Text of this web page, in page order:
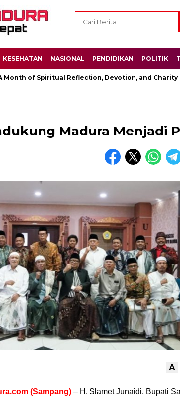
KESEHATAN NASIONAL PENDIDIKAN POLITIK
of Spiritual Reflection, Devotion, and Charity
Madura Menjadi
A
(Sampang) – H. Slamet Junaidi, Bupati